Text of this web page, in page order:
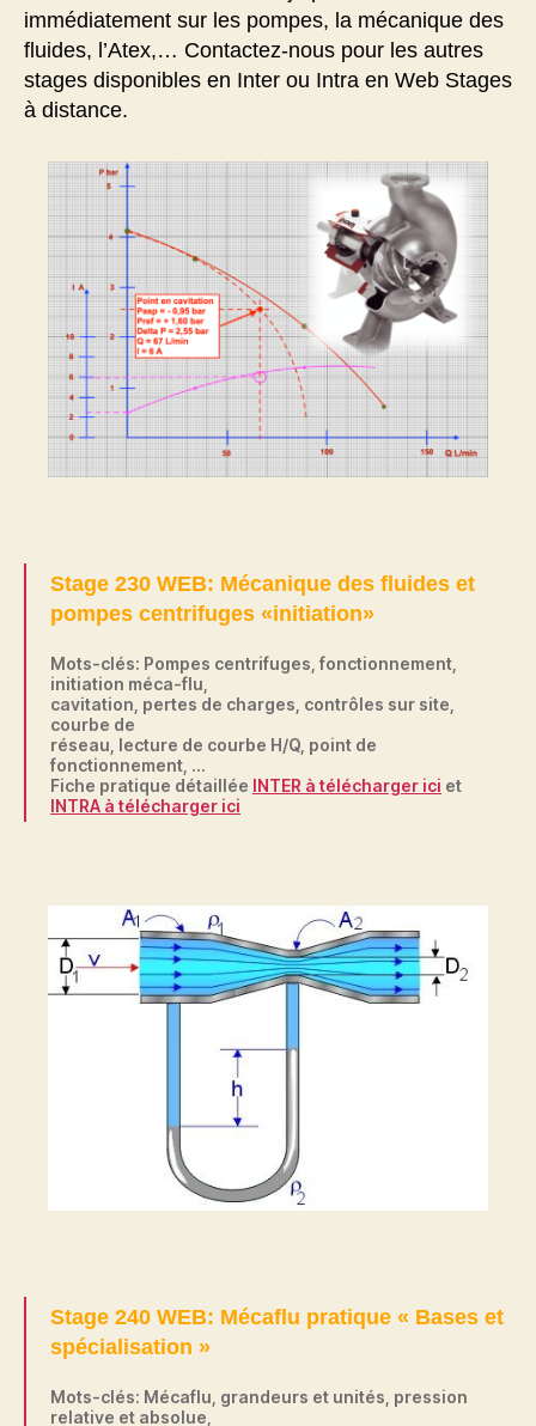
immédiatement sur les pompes, la mécanique des
fluides, l’Atex,… Contactez-nous pour les autres
stages disponibles en Inter ou Intra en Web Stages
à distance.
Stage 230 WEB: Mécanique des fluides et
pompes centrifuges «initiation»
Mots-clés: Pompes centrifuges, fonctionnement,
initiation méca-flu,
cavitation, pertes de charges, contrôles sur site,
courbe de
réseau, lecture de courbe H/Q, point de
fonctionnement, …
Fiche pratique détaillée INTER à télécharger ici et
INTRA à télécharger ici
Stage 240 WEB: Mécaflu pratique « Bases et
spécialisation »
Mots-clés: Mécaflu, grandeurs et unités, pression
relative et absolue,